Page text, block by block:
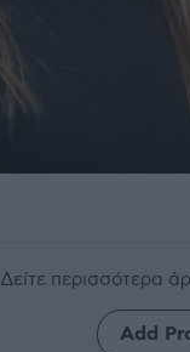
Δείτε περισσότερα
Add